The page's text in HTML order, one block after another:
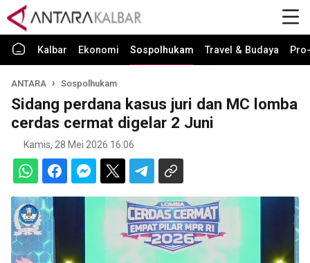
Kalbar Ekonomi Sospolhukam Travel & Budaya
ANTARA Sospolhukam
Sidang perdana kasus juri dan MC lomba
cerdas cermat digelar 2 Juni
Kamis, 28 Mei 2026 16:06